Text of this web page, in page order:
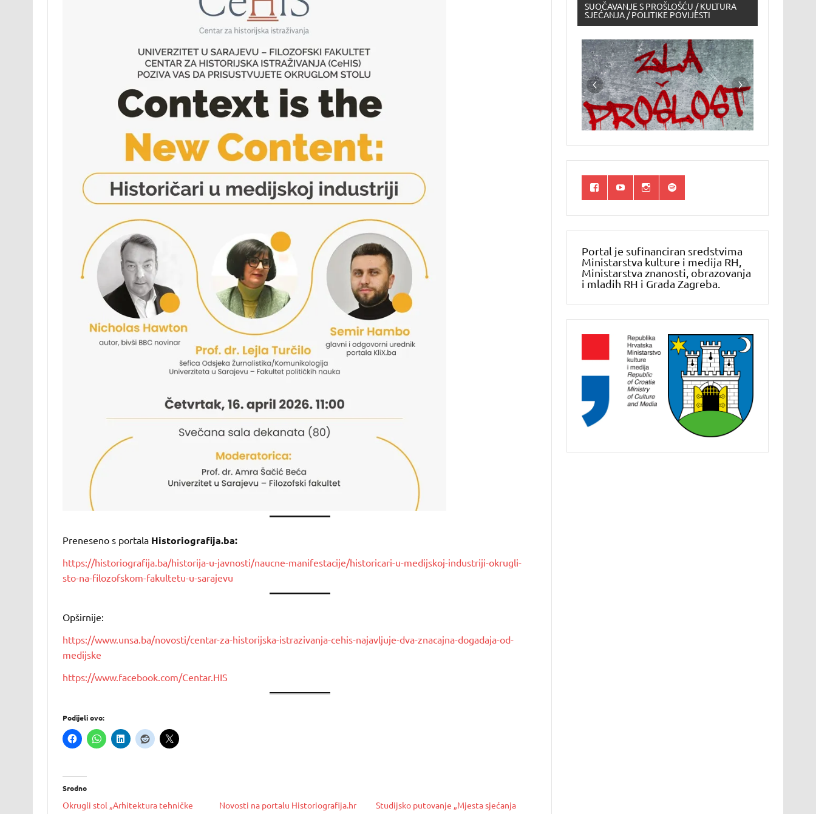
Preneseno s portala Historiografija.ba:
https://historiografija.ba/historija-u-javnosti/naucne-manifestacije/historicari-u-medijskoj-industriji-okrugli-
sto-na-filozofskom-fakultetu-u-sarajevu
Opširnije:
https://www.unsa.ba/novosti/centar-za-historijska-istrazivanja-cehis-najavljuje-dva-znacajna-dogadaja-od-
medijske
https://www.facebook.com/Centar.HIS
Podijeli ovo:
Srodno
Okrugli stol „Arhitektura tehničke
Novosti na portalu Historiografija.hr
Studijsko putovanje „Mjesta sjećanja
SUOČAVANJE S PROŠLOŠĆU / KULTURA
SJEĆANJA / POLITIKE POVIJESTI
Portal je sufinanciran sredstvima
Ministarstva kulture i medija RH,
Ministarstva znanosti, obrazovanja
i mladih RH i Grada Zagreba.